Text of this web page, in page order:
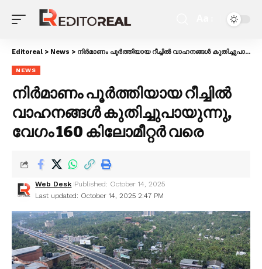
Editoreal > News > നിർമാണം പൂർത്തിയായ റീച്ചിൽ വാഹനങ്ങൾ കുതിച്ചുപായുന്നു, വേഗം 160 കിലോമീറ്റർ വരെ
NEWS
നിർമാണം പൂർത്തിയായ റീച്ചിൽ
വാഹനങ്ങൾ കുതിച്ചുപായുന്നു,
വേഗം 160 കിലോമീറ്റർ വരെ
Last updated: October 14, 2025 2:47 PM
Web Desk Published: October 14, 2025